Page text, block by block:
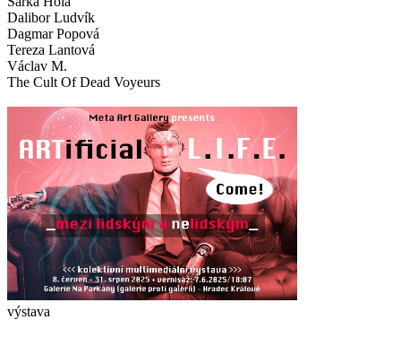
Dalibor Ludvík
Dagmar Popová
Tereza Lantová
Václav M.
The Cult Of Dead Voyeurs
výstava